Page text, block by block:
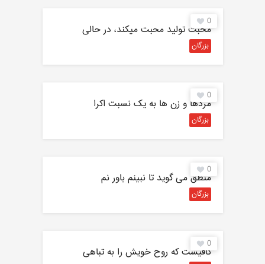
0
محبت تولید محبت میکند، در حالی
بزرگان
0
مردها و زن ‌ها به یک نسبت اکرا
بزرگان
0
منطق می گوید تا نبینم باور نم
بزرگان
0
کافیست که روح خویش را به تباهی